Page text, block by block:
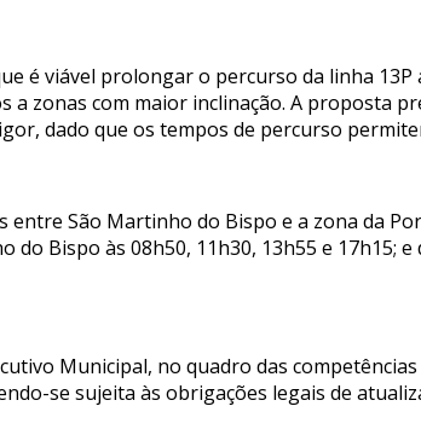
é viável prolongar o percurso da linha
zonas com maior inclinação. A proposta
dado que os tempos de percurso
entre São Martinho do Bispo e a zona da
do Bispo às 08h50, 11h30, 13h55 e 17h15;
Municipal, no quadro das
se sujeita às obrigações legais de